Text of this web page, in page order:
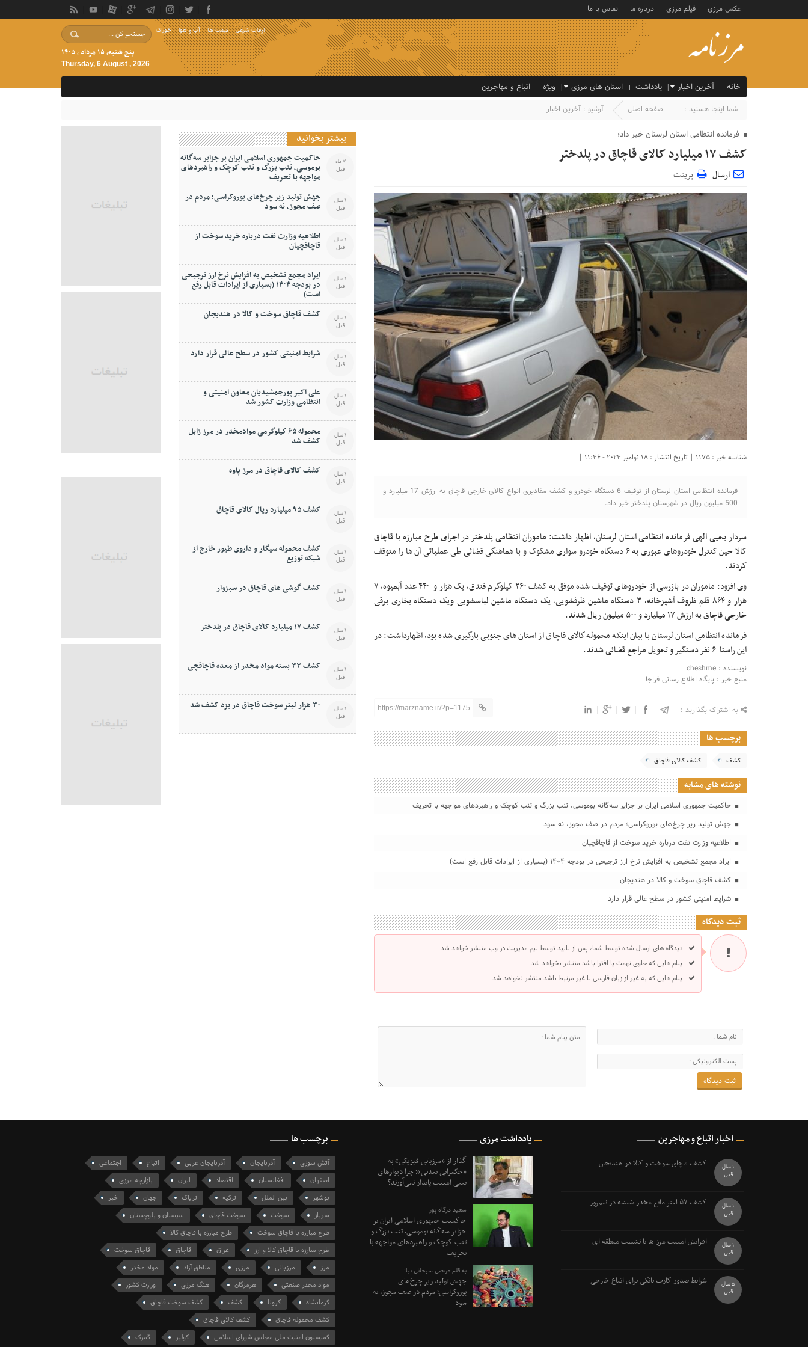
عکس مرزی فیلم مرزی درباره ما تماس با ما
خوراک آب و هوا قیمت ها اوقات شرعی
پنج شنبه, ۱۵ مرداد , ۱۴۰۵
Thursday, 6 August , 2026
خانه آخرین اخبار یادداشت استان های مرزی ویژه اتباع و مهاجرین
شما اینجا هستید : صفحه اصلی آرشیو : آخرین اخبار
فرمانده انتظامی استان لرستان خبر داد؛
کشف ۱۷ ميليارد کالای قاچاق در پلدختر
ارسال پرینت
شناسه خبر : 1175 | تاریخ انتشار : 18 نوامبر 2024 - 11:46 |
فرمانده انتظامی استان لرستان از توقيف 6 دستگاه خودرو و کشف مقاديری انواع کالای خارجی قاچاق به ارزش 17 ميليارد و
500 ميليون ريال در شهرستان پلدختر خبر داد.
سردار يحيی الهی فرمانده انتظامی استان لرستان، اظهار داشت: ماموران انتظامی پلدختر در اجرای طرح مبارزه با قاچاق
کالا حين کنترل خودروهای عبوری به ۶ دستگاه خودرو سواری مشکوک و با هماهنگی قضائی طی عملياتی آن ها را متوقف
کردند.
وی افزود: ماموران در بازرسی از خودروهای توقيف شده موفق به کشف ۲۶۰ کيلوگرم فندق، يک هزار و ۴۴۰ عدد آبميوه، ۷
هزار و ۸۶۴ قلم ظروف آشپزخانه، ۳ دستگاه ماشين ظرفشويی، يک دستگاه ماشين لباسشويی ويک دستگاه بخاری برقی
خارجی قاچاق به ارزش ۱۷ ميليارد و ۵۰۰ ميليون ريال شدند.
فرمانده انتظامی استان لرستان با بيان اينکه محموله كالای قاچاق از استان های جنوبی بارگيری شده بود، اظهارداشت: در
اين راستا ۶ نفر دستگير و تحويل مراجع قضائی شدند.
نویسنده : cheshme
منبع خبر : پایگاه اطلاع رسانی فراجا
به اشتراک بگذارید : https://marzname.ir/?p=1175
برچسب ها
کشف کشف کالای قاچاق
نوشته های مشابه
حاکمیت جمهوری اسلامی ایران بر جزایر سه‌گانه بوموسی، تنب بزرگ و‌ تنب کوچک و راهبردهای مواجهه با تحریف
جهش تولید زیر چرخ‌های بوروکراسی؛ مردم در صف مجوز، نه سود
اطلاعیه وزارت نفت درباره خرید سوخت از قاچاقچیان
ایراد مجمع تشخیص به افزایش نرخ ارز ترجیحی در بودجه ۱۴۰۴ (بسیاری از ایرادات قابل رفع است)
کشف قاچاق سوخت و کالا در هندیجان
شرایط امنیتی کشور در سطح عالی قرار دارد
ثبت دیدگاه
دیدگاه های ارسال شده توسط شما، پس از تایید توسط تیم مدیریت در وب منتشر خواهد شد.
پیام هایی که حاوی تهمت یا افترا باشد منتشر نخواهد شد.
پیام هایی که به غیر از زبان فارسی یا غیر مرتبط باشد منتشر نخواهد شد.
بیشتر بخوانید
حاکمیت جمهوری اسلامی ایران بر جزایر سه‌گانه
بوموسی، تنب بزرگ و‌ تنب کوچک و راهبردهای
مواجهه با تحریف
7 ماه
قبل
جهش تولید زیر چرخ‌های بوروکراسی؛ مردم در
صف مجوز، نه سود 1 سال
قبل
اطلاعیه وزارت نفت درباره خرید سوخت از
قاچاقچیان 1 سال
قبل
ایراد مجمع تشخیص به افزایش نرخ ارز ترجیحی
در بودجه ۱۴۰۴ (بسیاری از ایرادات قابل رفع
است)
1 سال
قبل
کشف قاچاق سوخت و کالا در هندیجان 1 سال
قبل
شرایط امنیتی کشور در سطح عالی قرار دارد 1 سال
قبل
علی اکبر پورجمشیدیان معاون امنیتی و
انتظامی وزارت کشور شد 1 سال
قبل
محموله ۶۵ كيلوگرمی موادمخدر در مرز زابل
کشف شد 1 سال
قبل
کشف کالای قاچاق در مرز پاوه 1 سال
قبل
کشف ۹۵ ميليارد ريال کالای قاچاق 1 سال
قبل
کشف محموله سيگار و داروی طيور خارج از
شبکه توزيع 1 سال
قبل
کشف گوشی های قاچاق در سبزوار 1 سال
قبل
کشف ۱۷ ميليارد کالای قاچاق در پلدختر 1 سال
قبل
کشف ۳۳ بسته مواد مخدر از معده قاچاقچی 1 سال
قبل
۳۰ هزار ليتر سوخت قاچاق در يزد کشف شد 1 سال
قبل
اخبار اتباع و مهاجرین
کشف قاچاق سوخت و کالا در هندیجان 1 سال
قبل
کشف ۵۷ ليتر مايع مخدر شيشه در نيمروز 1 سال
قبل
افزایش امنیت مرز ها با نشست منطقه ای 1 سال
قبل
شرایط صدور کارت بانکی برای اتباع خارجی 5 سال
قبل
یادداشت مرزی
گذار از «مرزبانی فیزیکی» به
«حکمرانی تمدنی»؛ چرا دیوارهای
بتنی امنیت پایدار نمی‌آورند؟
سعید درگاه پور
حاکمیت جمهوری اسلامی ایران بر
جزایر سه‌گانه بوموسی، تنب بزرگ و‌
تنب کوچک و راهبردهای مواجهه با
تحریف
به قلم مرتضی سبحانی نیا:
جهش تولید زیر چرخ‌های
بوروکراسی؛ مردم در صف مجوز، نه
سود
برچسب ها
آتش سوزی آذربایجان آذربایجان غربی اتباع
اجتماعی
اصفهان
افغانستان اقتصاد ایران
بازارچه مرزی
بوشهر
بین الملل ترکیه تریاک جهان
خبر
سرباز
سوخت سوخت قاچاق
سیستان و بلوچستان
طرح مبارزه با قاچاق سوخت
طرح مبارزه با قاچاق کالا
طرح مبارزه با قاچاق کالا و ارز
عراق قاچاق
قاچاق سوخت
مرز
مرزبانی مرزی مناطق آزاد
مواد مخدر
مواد مخدر صنعتی
هرمزگان هنگ مرزی
وزارت کشور
کرمانشاه
کرونا کشف
کشف سوخت قاچاق
کشف محموله قاچاق
کشف کالای قاچاق
کمیسیون امنیت ملی مجلس شورای اسلامی
کولبر گمرک